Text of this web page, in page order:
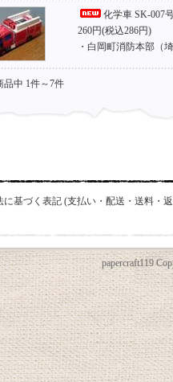
化学車 SK-007
260円(税込286円)
・白岡町消防本部（
品中 1件～7件
に基づく表記 (支払い・配送・送料・
papercraft119